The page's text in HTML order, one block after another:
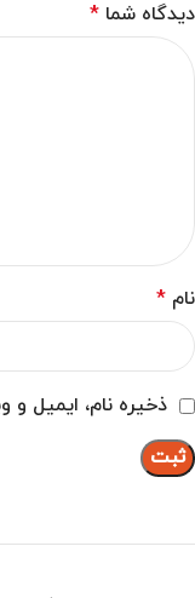
دیدگاه شما *
نام *
ذخیره نام، ایمیل